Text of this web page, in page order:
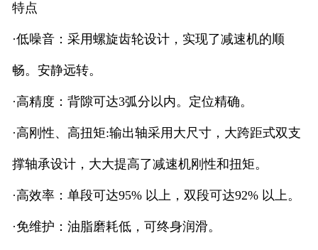
特点
·低噪音：采用螺旋齿轮设计，实现了减速机的顺
畅。安静远转。
·高精度：背隙可达3弧分以内。定位精确。
·高刚性、高扭矩:输出轴采用大尺寸，大跨距式双支
撑轴承设计，大大提高了减速机刚性和扭矩。
·高效率：单段可达95% 以上，双段可达92% 以上。
·免维护：油脂磨耗低，可终身润滑。